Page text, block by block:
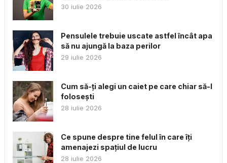
30 iulie 2026
Pensulele trebuie uscate astfel încât apa
să nu ajungă la baza perilor
29 iulie 2026
Cum să-ți alegi un caiet pe care chiar să-l
folosești
28 iulie 2026
Ce spune despre tine felul în care îți
amenajezi spațiul de lucru
28 iulie 2026